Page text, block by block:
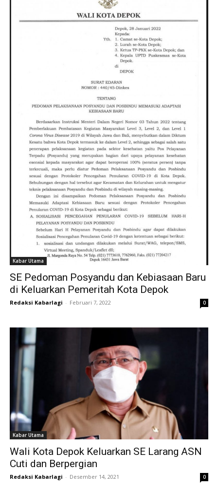
Kabar Utama
SE Pedoman Posyandu dan Kebiasaan Baru
di Keluarkan Pemeritah Kota Depok
Redaksi Kabarlagi - Februari 7, 2022 0
Kabar Utama
Wali Kota Depok Keluarkan SE Larang ASN
Cuti dan Berpergian
Redaksi Kabarlagi - Desember 14, 2021 0